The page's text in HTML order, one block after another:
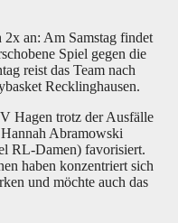
an: Am Samstag findet
Spiel gegen die
reist das Team nach
Recklinghausen.
Hagen trotz der Ausfälle
Abramowski
RL-Damen) favorisiert.
haben konzentriert sich
und möchte auch das